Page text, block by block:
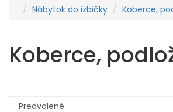
Nábytok do izbičky Koberce,
Koberce,